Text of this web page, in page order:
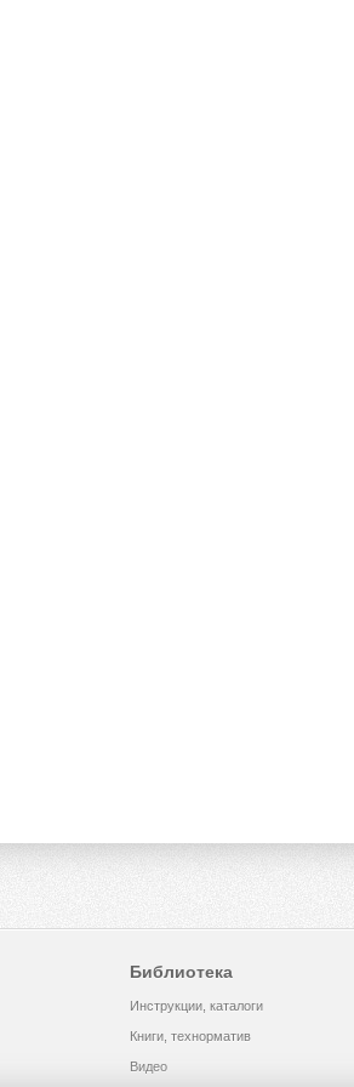
Библиотека
Инструкции, каталоги
Книги, технорматив
Видео